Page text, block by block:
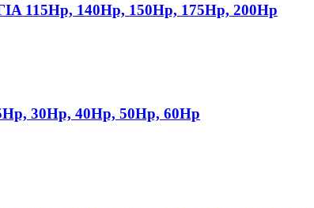
140Hp, 150Hp, 175Hp, 200Hp
30Hp, 40Hp, 50Hp, 60Hp